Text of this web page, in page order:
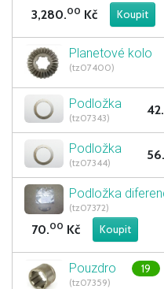
3,280.00 Kč
Planetové kolo
(tz07400)
Podložka
(tz07343)
42.
Podložka
(tz07344)
56.
Podložka
(tz07372)
70.00 Kč
Pouzdro 19
(tz07359)